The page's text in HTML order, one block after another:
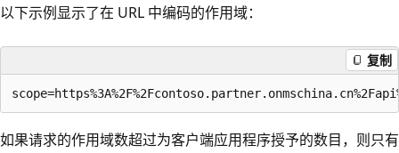
以下示例显示了在 URL 中编码的作用域：
复制
如果请求的作用域数超过为客户端应用程序授予的数目，则只有